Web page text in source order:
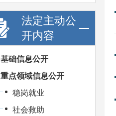
法定主动公
开内容
基础信息公开
重点领域信息公开
稳岗就业
社会救助